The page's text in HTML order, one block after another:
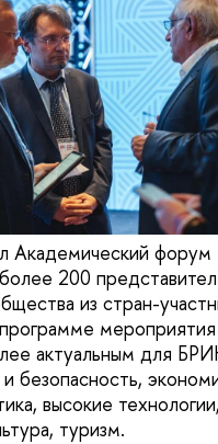
Академический
200
из стран-
актуальным для
безопасность,
высокие
туризм.